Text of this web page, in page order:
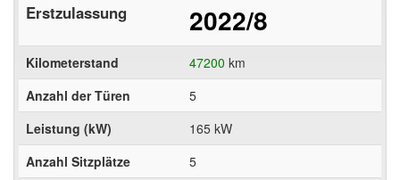
Erstzulassung 2022/8
Kilometerstand 47200 km
Anzahl der Türen
5
Leistung (kW)
165 kW
Anzahl Sitzplätze
5